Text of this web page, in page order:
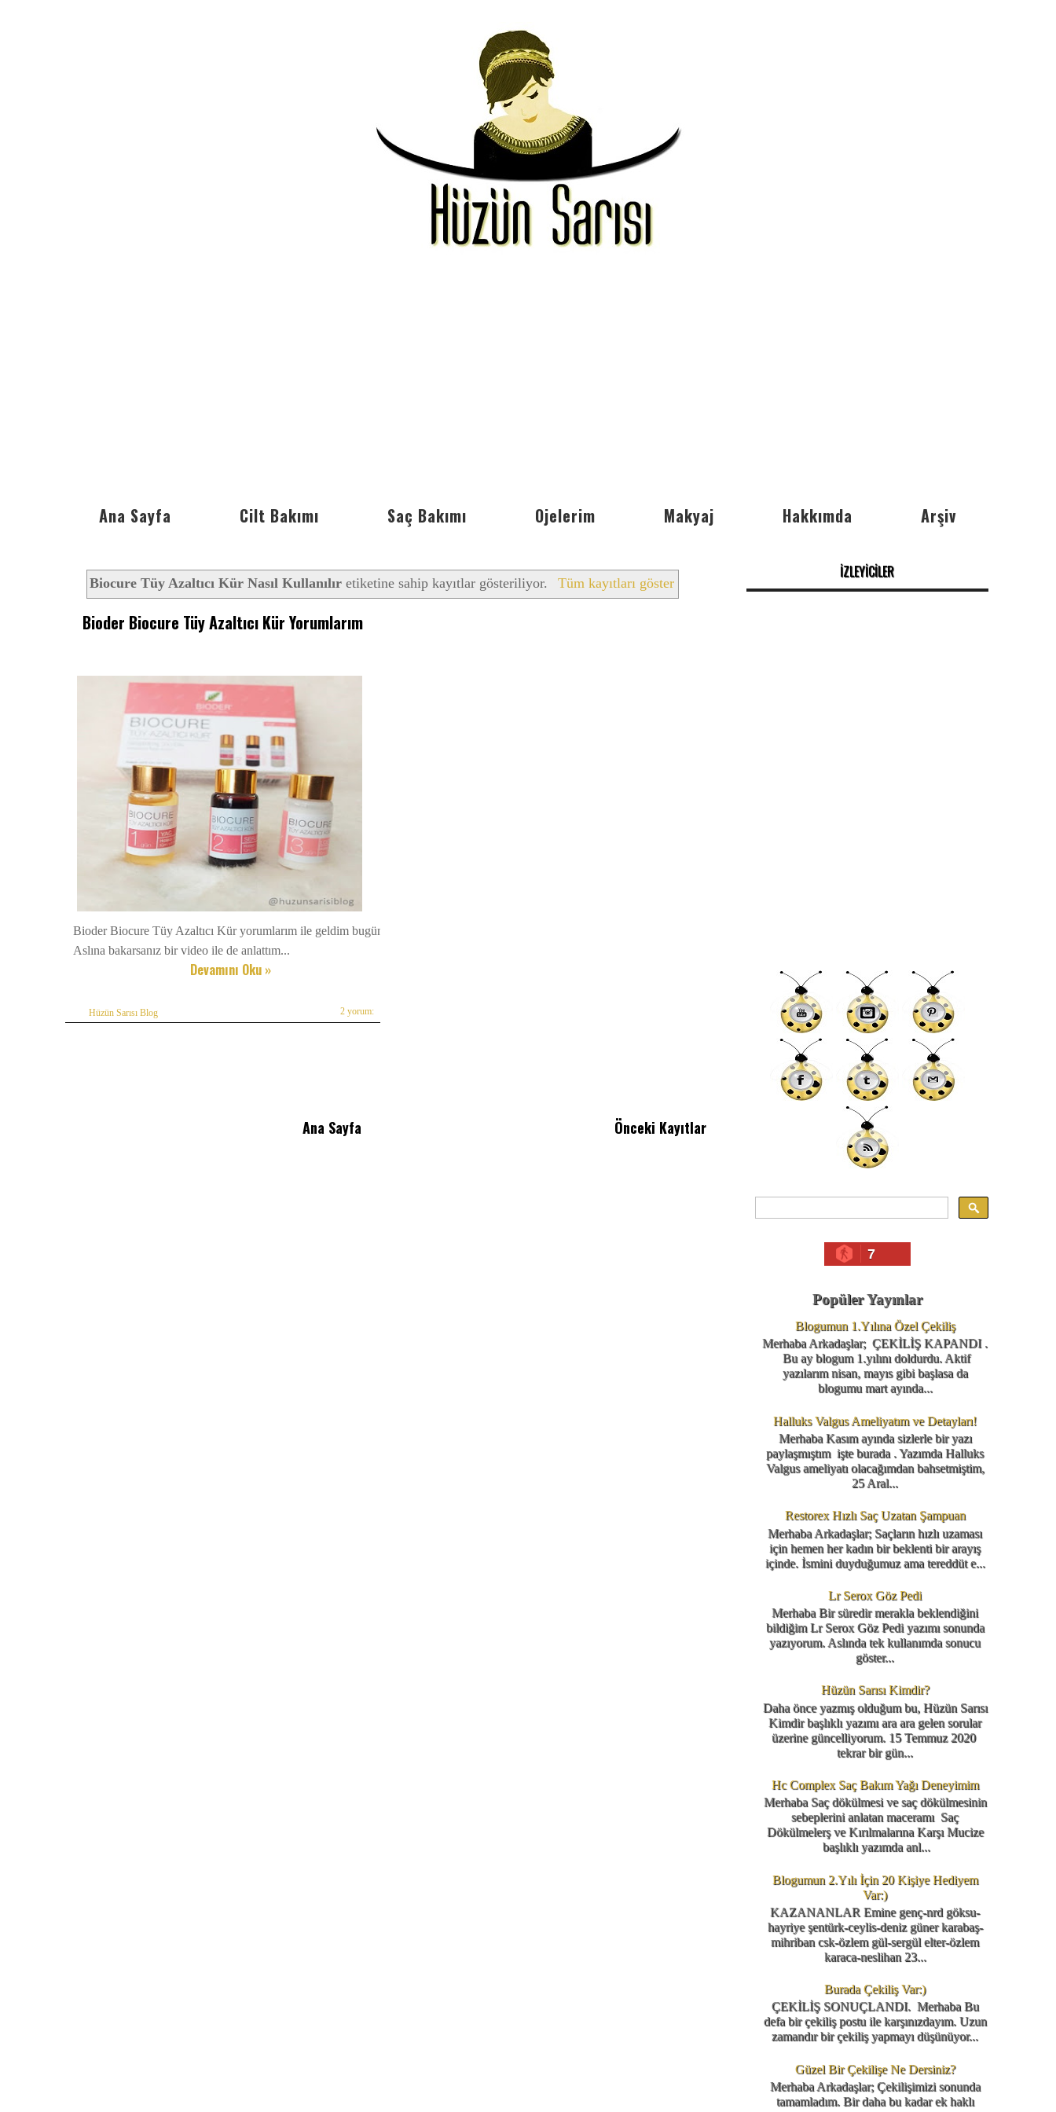
Ana Sayfa Cilt Bakımı Saç Bakımı Ojelerim Makyaj Hakkımda Arşiv
Biocure Tüy Azaltıcı Kür Nasıl Kullanılır etiketine sahip kayıtlar gösteriliyor. Tüm kayıtları göster
Bioder Biocure Tüy Azaltıcı Kür Yorumlarım
Bioder Biocure Tüy Azaltıcı Kür yorumlarım ile geldim bugün.
Aslına bakarsanız bir video ile de anlattım...
Devamını Oku »
Hüzün Sarısı Blog 2 yorum:
Önceki Kayıtlar
Ana Sayfa
İZLEYİCİLER
7
Popüler Yayınlar
Blogumun 1.Yılına Özel Çekiliş
Merhaba Arkadaşlar; ÇEKİLİŞ KAPANDI .
Bu ay blogum 1.yılını doldurdu. Aktif
yazılarım nisan, mayıs gibi başlasa da
blogumu mart ayında...
Halluks Valgus Ameliyatım ve Detayları!
Merhaba Kasım ayında sizlerle bir yazı
paylaşmıştım işte burada . Yazımda Halluks
Valgus ameliyatı olacağımdan bahsetmiştim,
25 Aral...
Restorex Hızlı Saç Uzatan Şampuan
Merhaba Arkadaşlar; Saçların hızlı uzaması
için hemen her kadın bir beklenti bir arayış
içinde. İsmini duyduğumuz ama tereddüt e...
Lr Serox Göz Pedi
Merhaba Bir süredir merakla beklendiğini
bildiğim Lr Serox Göz Pedi yazımı sonunda
yazıyorum. Aslında tek kullanımda sonucu
göster...
Hüzün Sarısı Kimdir?
Daha önce yazmış olduğum bu, Hüzün Sarısı
Kimdir başlıklı yazımı ara ara gelen sorular
üzerine güncelliyorum. 15 Temmuz 2020
tekrar bir gün...
Hc Complex Saç Bakım Yağı Deneyimim
Merhaba Saç dökülmesi ve saç dökülmesinin
sebeplerini anlatan maceramı Saç
Dökülmelerş ve Kırılmalarına Karşı Mucize
başlıklı yazımda anl...
Blogumun 2.Yılı İçin 20 Kişiye Hediyem
Var:)
KAZANANLAR Emine genç-nrd göksu-
hayriye şentürk-ceylis-deniz güner karabaş-
mihriban csk-özlem gül-sergül elter-özlem
karaca-neslihan 23...
Burada Çekiliş Var:)
ÇEKİLİŞ SONUÇLANDI. Merhaba Bu
defa bir çekiliş postu ile karşınızdayım. Uzun
zamandır bir çekiliş yapmayı düşünüyor...
Güzel Bir Çekilişe Ne Dersiniz?
Merhaba Arkadaşlar; Çekilişimizi sonunda
tamamladım. Bir daha bu kadar ek haklı